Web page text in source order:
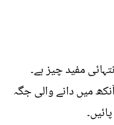
مفید چیز ہے۔
میں دانے والی جگہ